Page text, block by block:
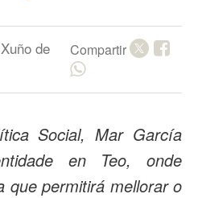
de
Compartir
Social, Mar García
en Teo, onde
que permitirá mellorar o